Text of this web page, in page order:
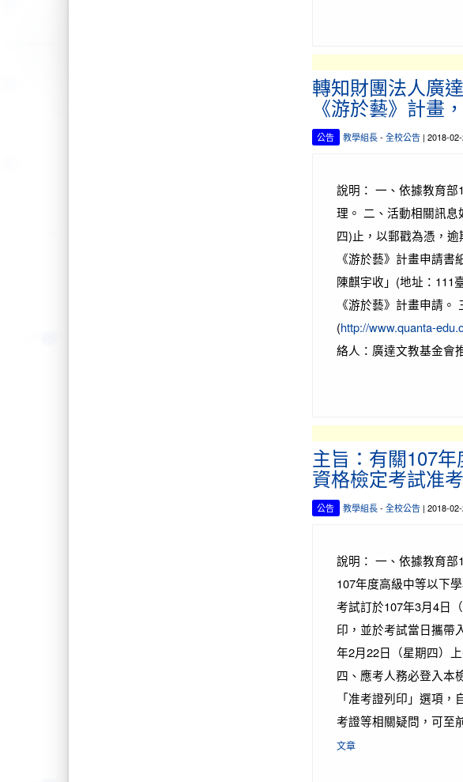
轉知財團法人廣
《游於藝》計畫
公告 教學組長- 全校公告| 2018-
說明： 一、依據教育部
理。 二、活動相關訊
四)止，以郵戳為憑，
《游於藝》計畫申請
陳麒宇收」(地址：111
《游於藝》計畫申請
(http://www.quanta-
絡人：廣達文教基金會
主旨：有關107
資格檢定考試准
公告 教學組長- 全校公告| 2018-
說明： 一、依據教育部
107年度高級中等以下
考試訂於107年3月4日
印，並於考試當日攜帶
年2月22日（星期四）
四、應考人務必登入本
「准考證列印」選項
考證等相關疑問，可至
文章